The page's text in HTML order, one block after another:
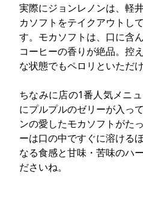
実際にジョンレノンは、軽
カソフトをテイクアウトし
す。モカソフトは、口に含
コーヒーの香りが絶品。控
な状態でもペロリといただけ
ちなみに店の1番人気メニ
にプルプルのゼリーが入っ
ンの愛したモカソフトがた
ーは口の中ですぐに溶ける
なる食感と甘味・苦味のハ
ださいね。